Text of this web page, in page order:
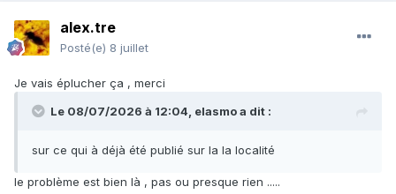
alex.tre
Posté(e) 8 juillet
Je vais éplucher ça , merci
Le 08/07/2026 à 12:04, elasmoa dit :
sur ce qui à déjà été publié sur la la localité
le problème est bien là , pas ou presque rien .....